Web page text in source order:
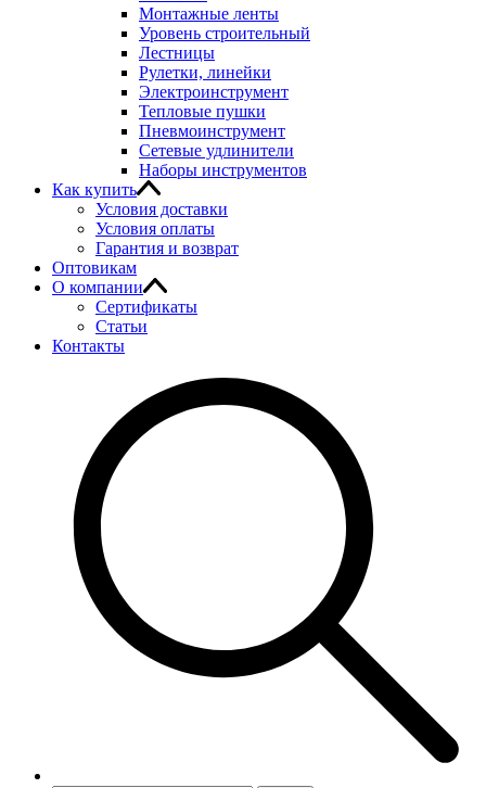
Монтажные ленты
Уровень строительный
Лестницы
Рулетки, линейки
Электроинструмент
Тепловые пушки
Пневмоинструмент
Сетевые удлинители
Наборы инструментов
Как купить
Условия доставки
Условия оплаты
Гарантия и возврат
Оптовикам
О компании
Сертификаты
Статьи
Контакты